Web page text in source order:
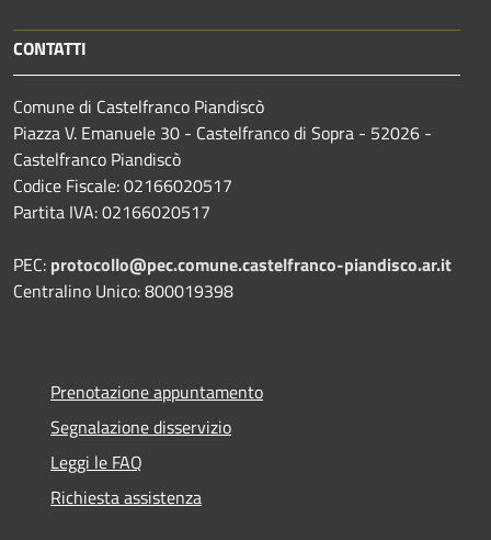
CONTATTI
Comune di Castelfranco Piandiscò
Piazza V. Emanuele 30 - Castelfranco di Sopra - 52026 -
Castelfranco Piandiscò
Codice Fiscale: 02166020517
Partita IVA: 02166020517
PEC: protocollo@pec.comune.castelfranco-piandisco.ar.it
Centralino Unico: 800019398
Prenotazione appuntamento
Segnalazione disservizio
Leggi le FAQ
Richiesta assistenza